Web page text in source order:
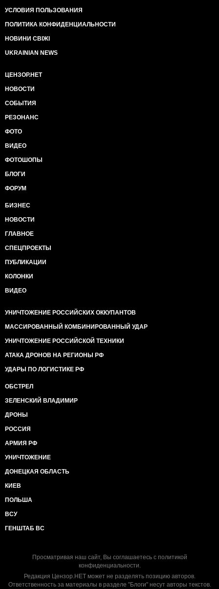
УСЛОВИЯ ПОЛЬЗОВАНИЯ
ПОЛИТИКА КОНФИДЕНЦИАЛЬНОСТИ
НОВИНИ СВІЖІ
UKRAINIAN NEWS
ЦЕНЗОР.НЕТ
НОВОСТИ
СОБЫТИЯ
РЕЗОНАНС
ФОТО
ВИДЕО
ФОТОШОПЫ
БЛОГИ
ФОРУМ
БИЗНЕС
НОВОСТИ
ГЛАВНОЕ
СПЕЦПРОЕКТЫ
ПУБЛИКАЦИИ
КОЛОНКИ
ВИДЕО
УНИЧТОЖЕНИЕ РОССИЙСКИХ ОККУПАНТОВ
МАССИРОВАННЫЙ КОМБИНИРОВАННЫЙ УДАР
УНИЧТОЖЕНИЕ РОССИЙСКОЙ ТЕХНИКИ
АТАКА ДРОНОВ НА РЕГИОНЫ РФ
УДАРЫ ПО ЛОГИСТИКЕ РФ
ОБСТРЕЛ
ЗЕЛЕНСКИЙ ВЛАДИМИР
ДРОНЫ
РОССИЯ
АРМИЯ РФ
УНИЧТОЖЕНИЕ
ДОНЕЦКАЯ ОБЛАСТЬ
КИЕВ
ПОЛЬША
ВСУ
ГЕНШТАБ ВС
Просматривая наш сайт, Вы соглашаетесь с политикой
конфиденциальности.
Редакция Цензор.НЕТ может не разделять позицию авторов.
Ответственность за материалы в разделе "Блоги" несут авторы текстов.